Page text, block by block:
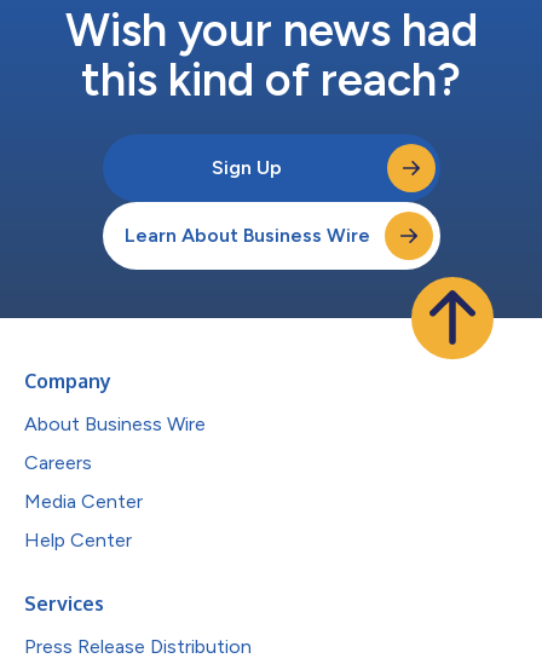
Wish your news had
this kind of reach?
Sign Up
Learn About Business Wire
Company
About Business Wire
Careers
Media Center
Help Center
Services
Press Release Distribution